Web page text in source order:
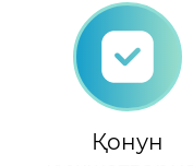
Қонун